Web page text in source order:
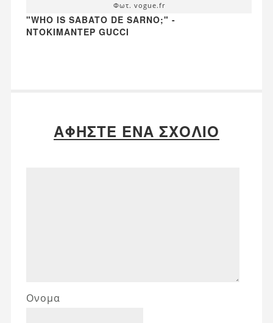
Φωτ. vogue.fr
"WHO IS SABATO DE SARNO;" -
ΝΤΟΚΙΜΑΝΤΈΡ GUCCI
ΑΦΉΣΤΕ ΈΝΑ ΣΧΌΛΙΟ
Ονομα